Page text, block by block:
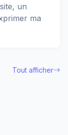
un
ma
Tout afficher